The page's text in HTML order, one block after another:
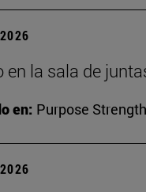
en la sala de
en: Purpose